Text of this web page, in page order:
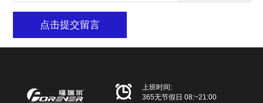
点击提交留言

上班时间:
365无节假日 08:~21:00